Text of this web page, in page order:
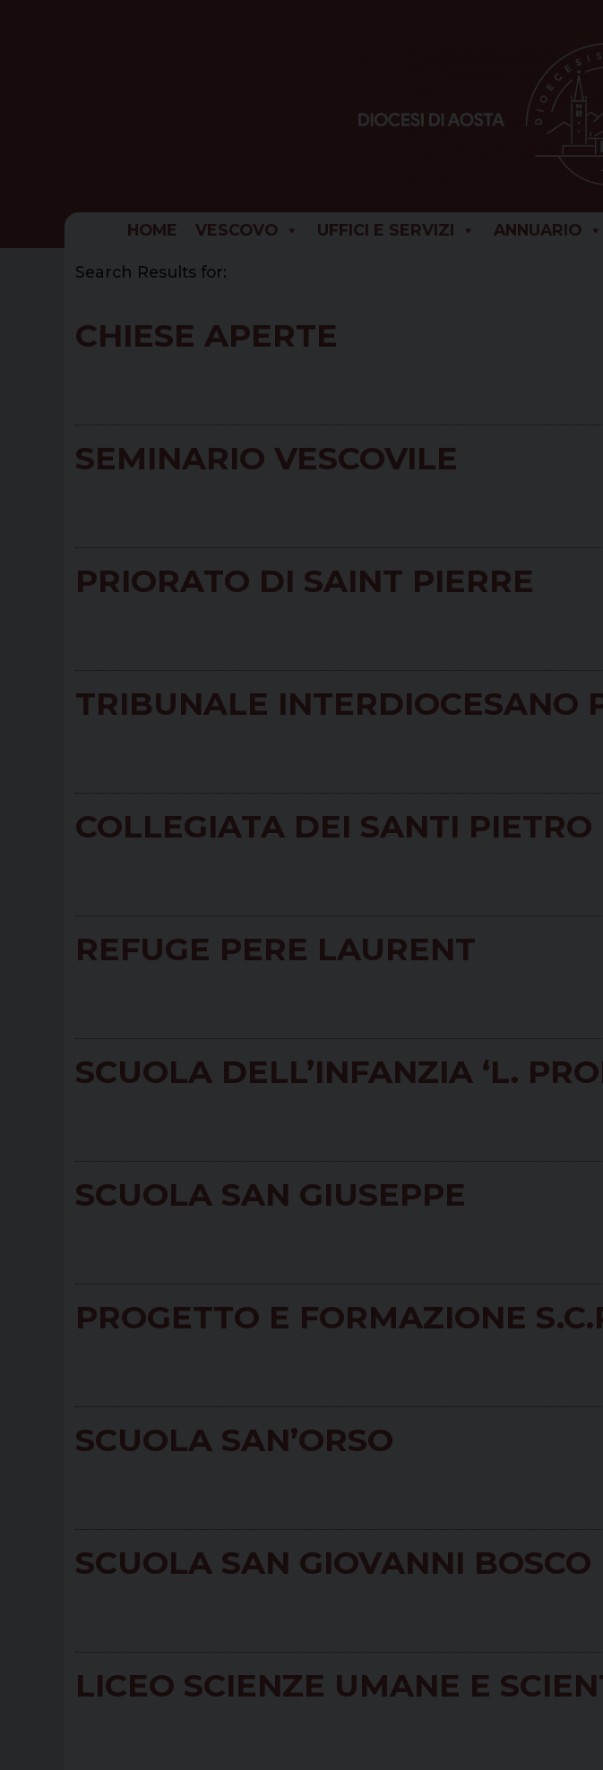
HOME VESCOVO UFFICI E SERVIZI ANNUARIO
Search Results for:
CHIESE APERTE
SEMINARIO VESCOVILE
PRIORATO DI SAINT PIERRE
TRIBUNALE INTERDIOCESANO
COLLEGIATA DEI SANTI PIETRO
REFUGE PERE LAURENT
SCUOLA DELL’INFANZIA ‘L.
SCUOLA SAN GIUSEPPE
PROGETTO E FORMAZIONE
SCUOLA SAN’ORSO
SCUOLA SAN GIOVANNI BOSCO
LICEO SCIENZE UMANE E